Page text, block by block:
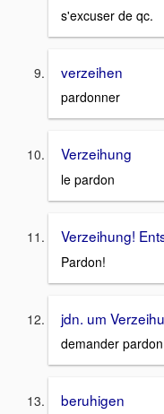
s'excuser de qc.
verzeihen
pardonner
Verzeihung
le pardon
Verzeihung!
Pardon!
jdn. um
demander
beruhigen